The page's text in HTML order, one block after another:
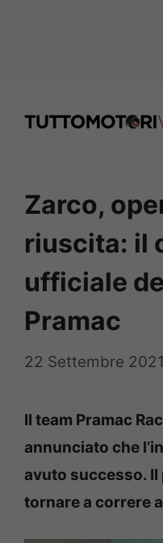
Zarco,
riuscita: il
ufficiale
Pramac
22 Settembre 2021
Il team Pramac
annunciato che
avuto successo.
tornare a correre